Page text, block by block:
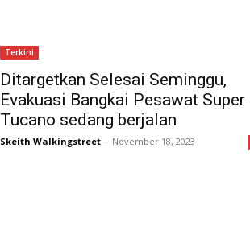
Terkini
Ditargetkan Selesai Seminggu,
Evakuasi Bangkai Pesawat Super
Tucano sedang berjalan
Skeith Walkingstreet - November 18, 2023